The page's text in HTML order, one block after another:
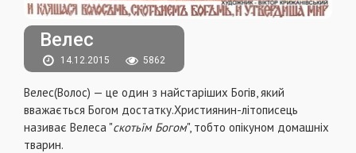
Велес
14.12.2015 5862
Велес(Волос) — це один з найстаріших Богів, який
вважається Богом достатку.Християнин-літописець
називає Велеса "скотьїм Богом", тобто опікуном домашніх
тварин.